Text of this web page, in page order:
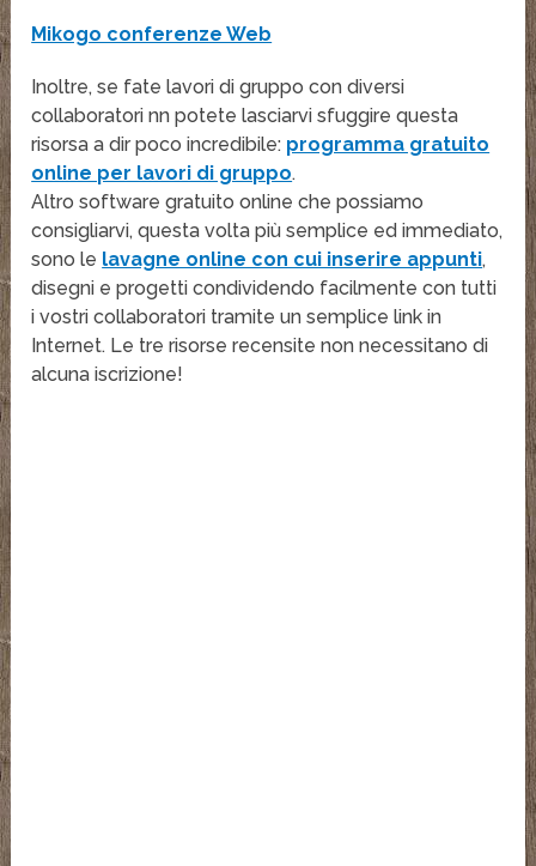
Mikogo conferenze Web
Inoltre, se fate lavori di gruppo con diversi
collaboratori nn potete lasciarvi sfuggire questa
risorsa a dir poco incredibile: programma gratuito
online per lavori di gruppo.
Altro software gratuito online che possiamo
consigliarvi, questa volta più semplice ed immediato,
sono le lavagne online con cui inserire appunti,
disegni e progetti condividendo facilmente con tutti
i vostri collaboratori tramite un semplice link in
Internet. Le tre risorse recensite non necessitano di
alcuna iscrizione!